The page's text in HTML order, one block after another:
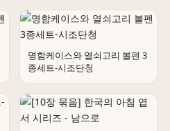
주석장식패-한국풍경
명함케이스와 열쇠고리 볼펜 3
종세트-시조단청